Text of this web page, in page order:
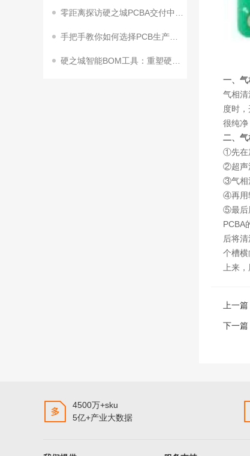
零距离探访硬之城PCBA交付中心2期来了
手把手教你如何选择PCB生产工艺参数
硬之城智能BOM工具：重塑硬件研发效率，赋能企业创新升级
一、
气相
度时
很纯净
二、
①先在
②超声
③气相
④再用
⑤最后
PCBA
后将
个槽
上来
上一篇
下一篇
4500万+sku
5亿+产业大数据